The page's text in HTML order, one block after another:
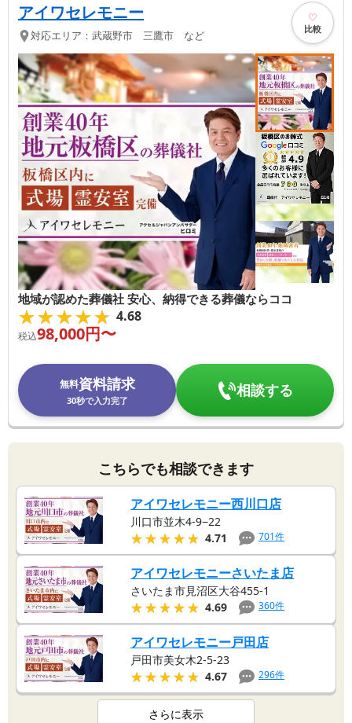
アイワセレモニー
対応エリア： 武蔵野市 三鷹市 など 比較
地域が認めた葬儀社 安心、納得できる葬儀ならココ
★★★★★
★★★★★ 4.68
税込98,000円〜
無料資料請求
30秒で入力完了
相談する
こちらでも相談できます
アイワセレモニー西川口店
川口市並木4-9−22
★★★★★
★★★★★ 4.71 701件
アイワセレモニーさいたま店
さいたま市見沼区大谷455-1
★★★★★
★★★★★ 4.69 360件
アイワセレモニー戸田店
戸田市美女木2-5-23
★★★★★
★★★★★ 4.67 296件
さらに表示